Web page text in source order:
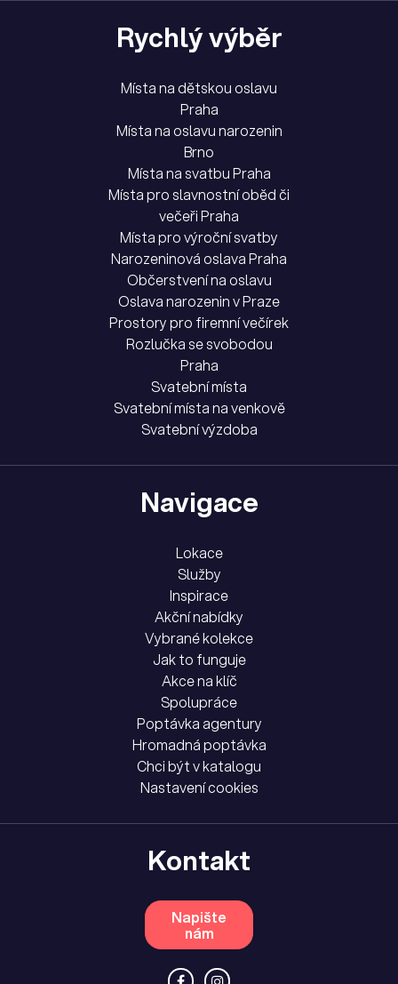
Rychlý výběr
Místa na dětskou oslavu
Praha
Místa na oslavu narozenin
Brno
Místa na svatbu Praha
Místa pro slavnostní oběd či
večeři Praha
Místa pro výroční svatby
Narozeninová oslava Praha
Občerstvení na oslavu
Oslava narozenin v Praze
Prostory pro firemní večírek
Rozlučka se svobodou
Praha
Svatební místa
Svatební místa na venkově
Svatební výzdoba
Navigace
Lokace
Služby
Inspirace
Akční nabídky
Vybrané kolekce
Jak to funguje
Akce na klíč
Spolupráce
Poptávka agentury
Hromadná poptávka
Chci být v katalogu
Nastavení cookies
Kontakt
Napište
nám